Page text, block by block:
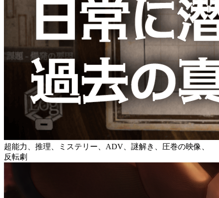
超能力、推理、ミステリー、ADV、謎解き、圧巻の映像、
反転劇